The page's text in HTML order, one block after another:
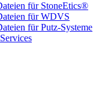
für StoneEtics®
für WDVS
für Putz-Systeme